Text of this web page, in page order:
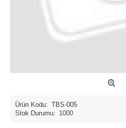
Ürün Kodu: TBS-005
Stok Durumu: 1000